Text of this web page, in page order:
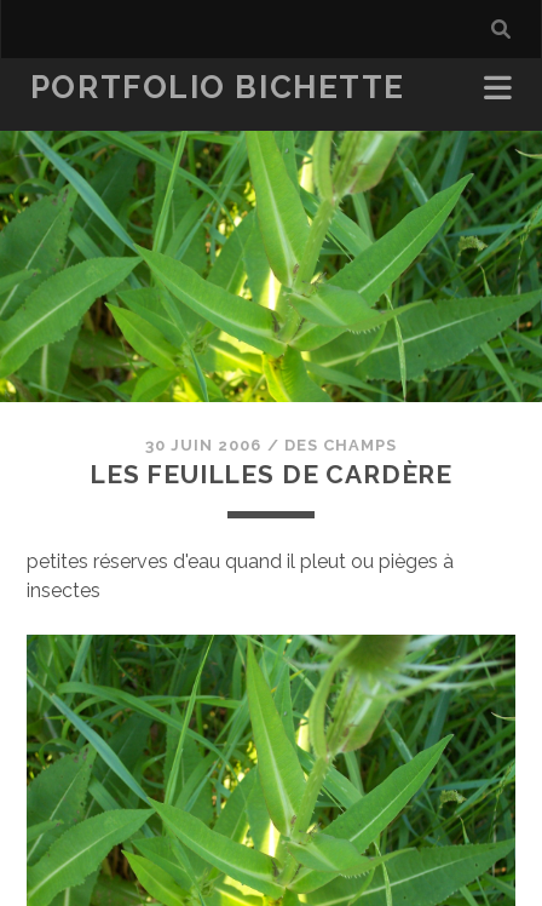
PORTFOLIO BICHETTE
30 JUIN 2006 / DES CHAMPS
LES FEUILLES DE CARDÈRE
petites réserves d'eau quand il pleut ou pièges à
insectes